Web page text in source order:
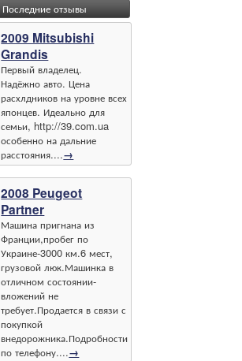
Последние отзывы
2009 Mitsubishi
Grandis
Первый владелец.
Надёжно авто. Цена
расхлдников на уровне всех
японцев. Идеально для
семьи, http://39.com.ua
особенно на дальние
расстояния....→
2008 Peugeot
Partner
Машина пригнана из
Франции,пробег по
Украине-3000 км.6 мест,
грузовой люк.Машинка в
отличном состоянии-
вложений не
требует.Продается в связи с
покупкой
внедорожника.Подробности
по телефону....→